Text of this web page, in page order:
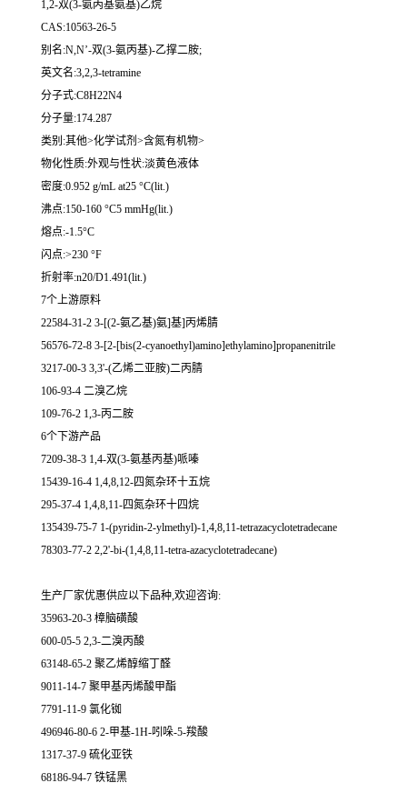
1,2-双(3-氨丙基氨基)乙烷
CAS:10563-26-5
别名:N,N’-双(3-氨丙基)-乙撑二胺;
英文名:3,2,3-tetramine
分子式:C8H22N4
分子量:174.287
类别:其他>化学试剂>含氮有机物>
物化性质:外观与性状:淡黄色液体
密度:0.952 g/mL at25 °C(lit.)
沸点:150-160 °C5 mmHg(lit.)
熔点:-1.5°C
闪点:>230 °F
折射率:n20/D1.491(lit.)
7个上游原料
22584-31-2 3-[(2-氨乙基)氨]基]丙烯腈
56576-72-8 3-[2-[bis(2-cyanoethyl)amino]ethylamino]propanenitrile
3217-00-3 3,3'-(乙烯二亚胺)二丙腈
106-93-4 二溴乙烷
109-76-2 1,3-丙二胺
6个下游产品
7209-38-3 1,4-双(3-氨基丙基)哌嗪
15439-16-4 1,4,8,12-四氮杂环十五烷
295-37-4 1,4,8,11-四氮杂环十四烷
135439-75-7 1-(pyridin-2-ylmethyl)-1,4,8,11-tetrazacyclotetradecane
78303-77-2 2,2'-bi-(1,4,8,11-tetra-azacyclotetradecane)
生产厂家优惠供应以下品种,欢迎咨询:
35963-20-3 樟脑磺酸
600-05-5 2,3-二溴丙酸
63148-65-2 聚乙烯醇缩丁醛
9011-14-7 聚甲基丙烯酸甲酯
7791-11-9 氯化铷
496946-80-6 2-甲基-1H-吲哚-5-羧酸
1317-37-9 硫化亚铁
68186-94-7 铁锰黑